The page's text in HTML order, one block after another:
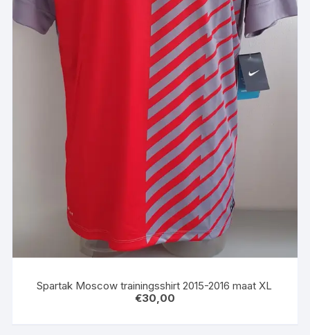
Spartak Moscow trainingsshirt 2015-2016 maat XL
€30,00